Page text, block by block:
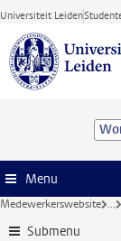
Ga direct naar
Universiteit Leiden
Menu
Medewerkerswebsite ...
Submenu